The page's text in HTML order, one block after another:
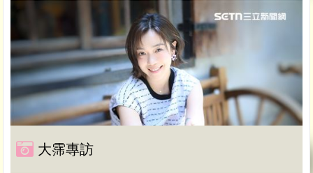
大霈專訪